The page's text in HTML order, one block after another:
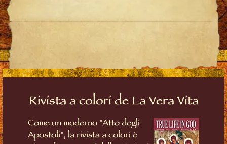
Rivista a colori de La Vera Vita
Come un moderno "Atto degli
Apostoli", la rivista a colori è